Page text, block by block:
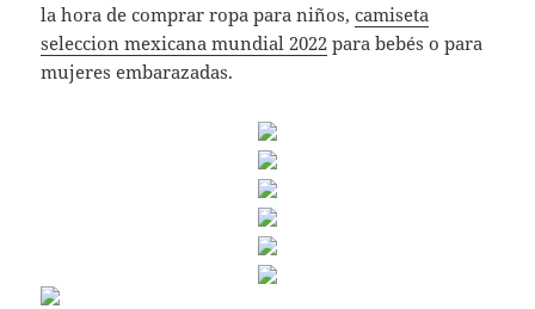
la hora de comprar ropa para niños,camiseta
seleccion mexicana mundial 2022 para bebés o para
mujeres embarazadas.